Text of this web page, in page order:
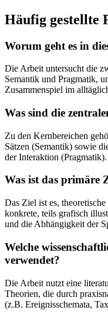
Häufig gestellte
Worum geht es in
Die Arbeit untersucht die
Semantik und Pragmatik,
Zusammenspiel im
Was sind die
Zu den Kernbereichen
Sätzen (Semantik) sowie
der Interaktion (Pragmatik).
Was ist das primäre
Das Ziel ist es,
konkrete, teils grafisch
und die Abhängigkeit der
Welche
verwendet?
Die Arbeit nutzt eine
Theorien, die durch
(z.B. Ereignisschemata,